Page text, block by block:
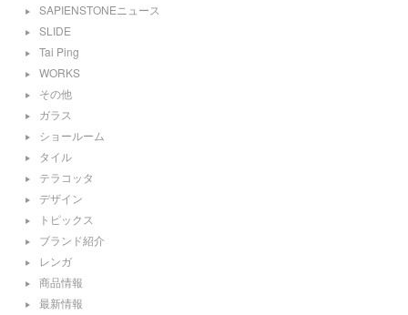
SAPIENSTONEニュース
SLIDE
Tai Ping
WORKS
その他
ガラス
ショールーム
タイル
テラコッタ
デザイン
トピックス
ブランド紹介
レンガ
商品情報
最新情報